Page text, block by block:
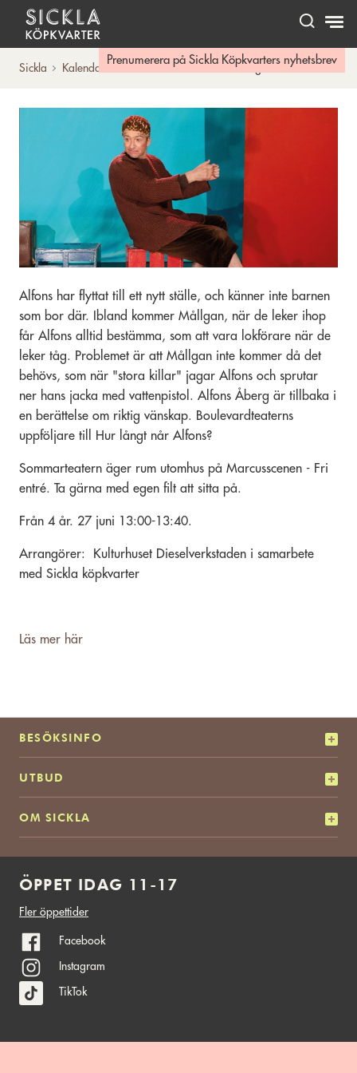
Hem
Prenumerera på Sickla Köpkvarters nyhetsbrev
Sickla Kalendarium Vem räddar Alfons Åberg?
Alfons har flyttat till ett nytt ställe, och känner inte barnen
som bor där. Ibland kommer Mållgan, när de leker ihop
får Alfons alltid bestämma, som att vara lokförare när de
leker tåg. Problemet är att Mållgan inte kommer då det
behövs, som när "stora killar" jagar Alfons och sprutar
ner hans jacka med vattenpistol. Alfons Åberg är tillbaka i
en berättelse om riktig vänskap. Boulevardteaterns
uppföljare till Hur långt når Alfons?
Sommarteatern äger rum utomhus på Marcusscenen - Fri
entré. Ta gärna med egen filt att sitta på.
Från 4 år. 27 juni 13:00-13:40.
Arrangörer: Kulturhuset Dieselverkstaden i samarbete
med Sickla köpkvarter
Läs mer här
BESÖKSINFO
UTBUD
OM SICKLA
ÖPPET IDAG 11-17
Fler öppettider
Facebook
Instagram
TikTok